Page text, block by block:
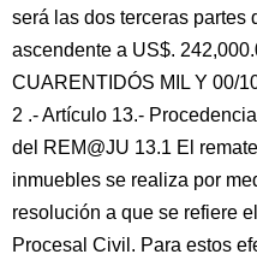
será las dos terceras partes
ascendente a US$.
CUARENTIDÓS MIL Y 00/
2 .- Artículo 13.-
del REM@JU 13.1 El
inmuebles se realiza por
resolución a que se refiere
Procesal Civil. Para estos